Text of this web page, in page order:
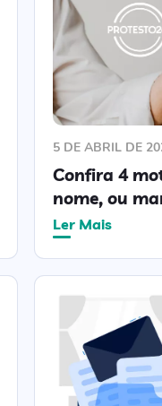
5 DE ABRIL DE
Confira 4
nome, ou
Ler Mais